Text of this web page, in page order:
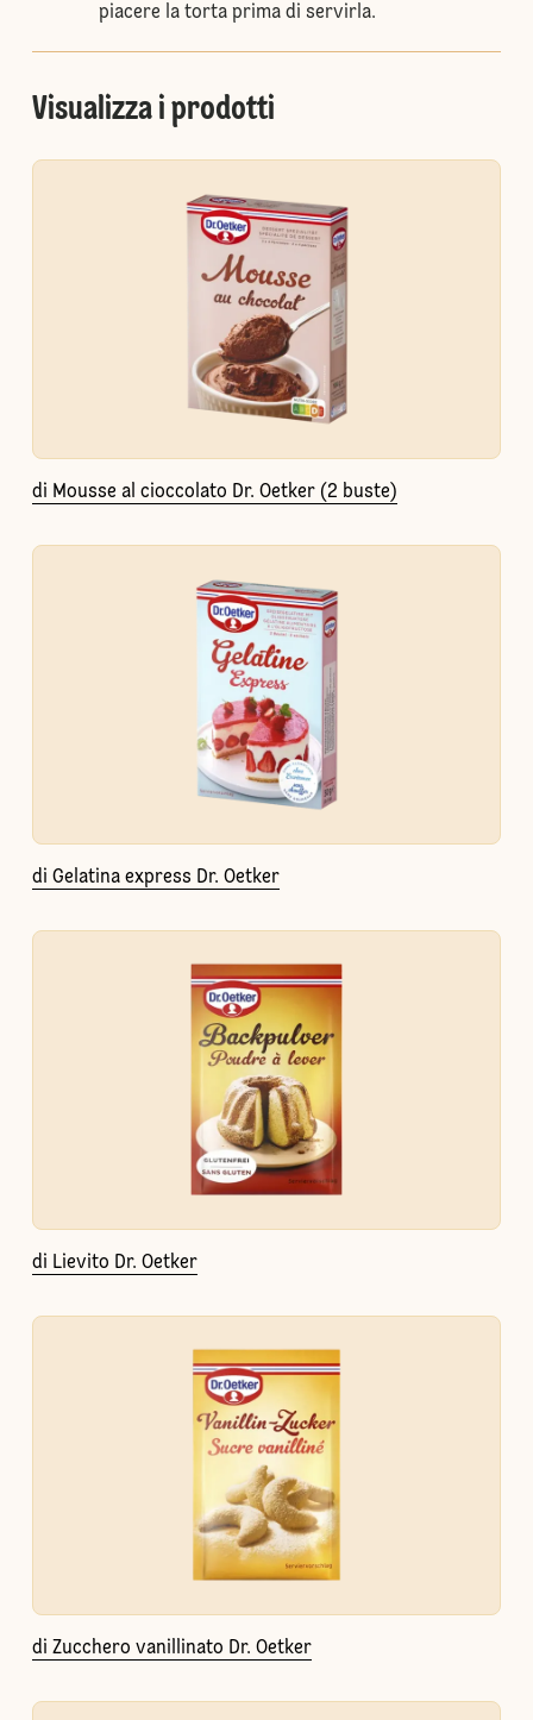
piacere la torta prima di servirla.
Visualizza i prodotti
di Mousse al cioccolato Dr. Oetker (2 buste)
di Gelatina express Dr. Oetker
di Lievito Dr. Oetker
di Zucchero vanillinato Dr. Oetker